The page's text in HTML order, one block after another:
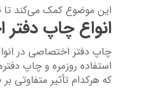
این موضوع کمک می‌کند تا
انواع چاپ
چاپ دفتر اختصاصی در
استفاده روزمره و چاپ
که هرکدام تأثیر متفاوتی